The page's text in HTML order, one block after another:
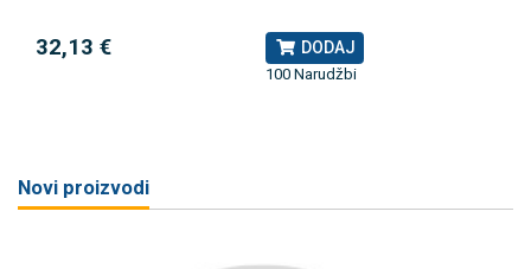
32,13 € DODAJ
100 Narudžbi
Novi proizvodi